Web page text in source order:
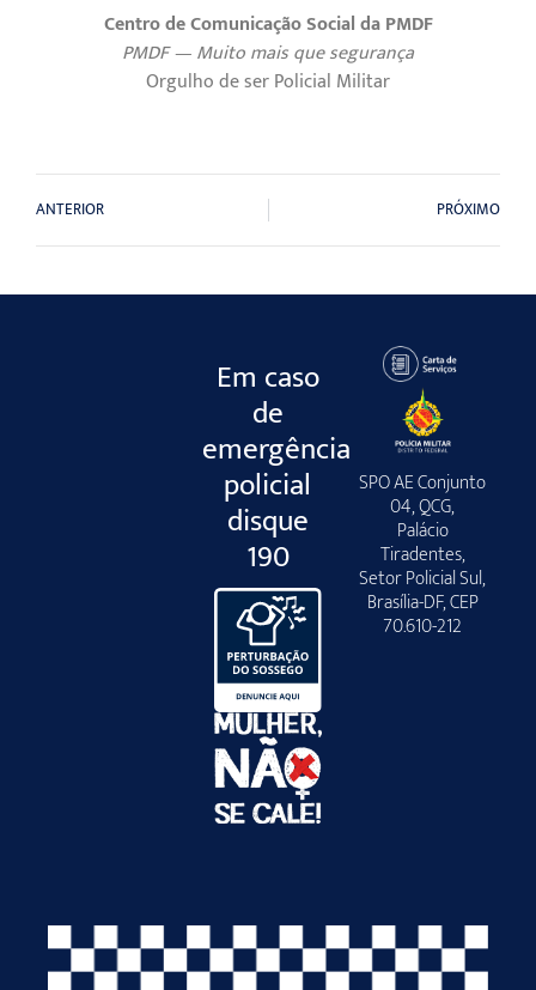
Centro de Comunicação Social da PMDF
PMDF — Muito mais que segurança
Orgulho de ser Policial Militar
ANTERIOR PRÓXIMO
Em caso
de
emergência
policial
disque
190
SPO AE Conjunto
04, QCG,
Palácio
Tiradentes,
Setor Policial Sul,
Brasília-DF, CEP
70.610-212